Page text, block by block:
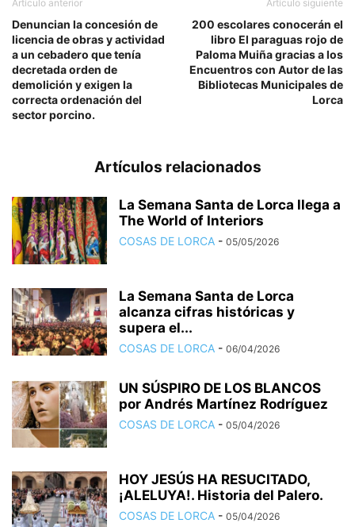
Artículo anterior
Denuncian la concesión de
licencia de obras y actividad
a un cebadero que tenía
decretada orden de
demolición y exigen la
correcta ordenación del
sector porcino.
Artículo siguiente
200 escolares conocerán el
libro El paraguas rojo de
Paloma Muiña gracias a los
Encuentros con Autor de las
Bibliotecas Municipales de
Lorca
Artículos relacionados
La Semana Santa de Lorca llega a
The World of Interiors
COSAS DE LORCA - 05/05/2026
La Semana Santa de Lorca
alcanza cifras históricas y
supera el...
COSAS DE LORCA - 06/04/2026
UN SÚSPIRO DE LOS BLANCOS
por Andrés Martínez Rodríguez
COSAS DE LORCA - 05/04/2026
HOY JESÚS HA RESUCITADO,
¡ALELUYA!. Historia del Palero.
COSAS DE LORCA - 05/04/2026